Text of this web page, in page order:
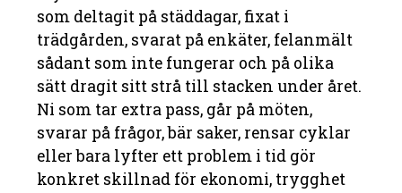
som deltagit på städdagar, fixat i
trädgården, svarat på enkäter, felanmält
sådant som inte fungerar och på olika
sätt dragit sitt strå till stacken under året.
Ni som tar extra pass, går på möten,
svarar på frågor, bär saker, rensar cyklar
eller bara lyfter ett problem i tid gör
konkret skillnad för ekonomi, trygghet